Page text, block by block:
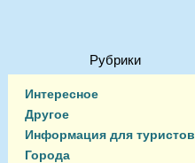
Рубрики
Интересное
Другое
Информация для туристов
Города